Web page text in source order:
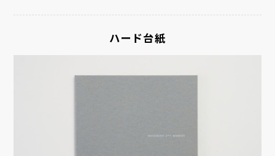
ハード台紙